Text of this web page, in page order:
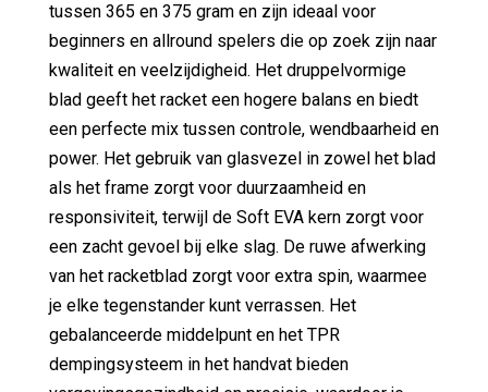
tussen 365 en 375 gram en zijn ideaal voor
beginners en allround spelers die op zoek zijn naar
kwaliteit en veelzijdigheid. Het druppelvormige
blad geeft het racket een hogere balans en biedt
een perfecte mix tussen controle, wendbaarheid en
power. Het gebruik van glasvezel in zowel het blad
als het frame zorgt voor duurzaamheid en
responsiviteit, terwijl de Soft EVA kern zorgt voor
een zacht gevoel bij elke slag. De ruwe afwerking
van het racketblad zorgt voor extra spin, waarmee
je elke tegenstander kunt verrassen. Het
gebalanceerde middelpunt en het TPR
dempingsysteem in het handvat bieden